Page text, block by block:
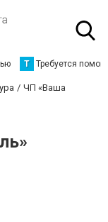
Т Требуется
ЧП «Ваша